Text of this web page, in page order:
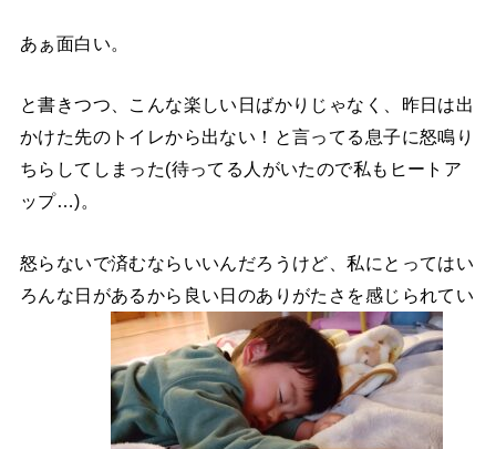
あぁ面白い。
と書きつつ、こんな楽しい日ばかりじゃなく、昨日は出
かけた先のトイレから出ない！と言ってる息子に怒鳴り
ちらしてしまった(待ってる人がいたので私もヒートア
ップ…)。
怒らないで済むならいいんだろうけど、私にとってはい
ろんな日があるから良い日のありがたさを感じられてい